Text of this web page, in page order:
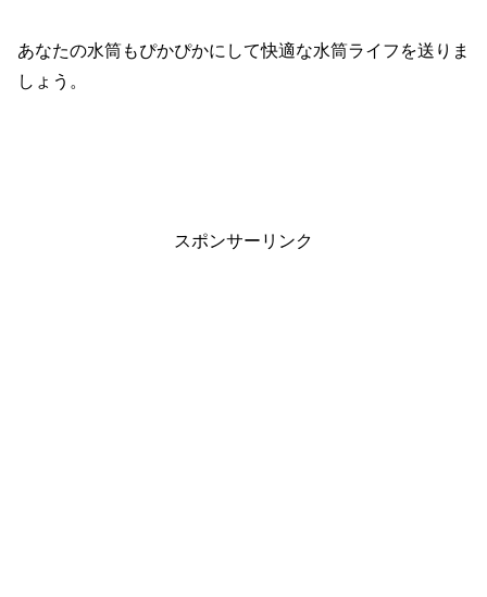
あなたの水筒もぴかぴかにして快適な水筒ライフを送りま
しょう。
スポンサーリンク